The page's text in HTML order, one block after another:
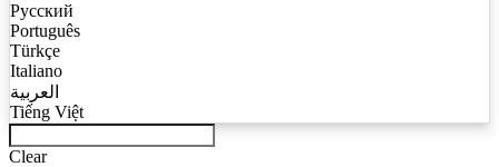
Русский
Português
Türkçe
Italiano
العربية
Tiếng Việt
Clear